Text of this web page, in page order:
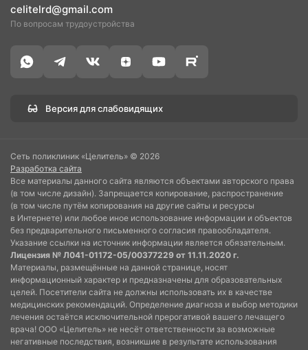
celitelrd@gmail.com
По вопросам трудоустройства
Версия для слабовидящих
Сеть поликлиник «Целитель» © 2026
Разработка сайта
Все материалы данного сайта являются объектами авторского права
(в том числе дизайн). Запрещается копирование, распространение
(в том числе путём копирования на другие сайты и ресурсы
в Интернете) или любое иное использование информации и объектов
без предварительного письменного согласия правообладателя.
Указание ссылки на источник информации является обязательным.
Лицензия № Л041-01172-05/00377229 от 11.11.2020 г.
Материалы, размещённые на данной странице, носят
информационный характер и предназначены для образовательных
целей. Посетители сайта не должны использовать их в качестве
медицинских рекомендаций. Определение диагноза и выбор методики
лечения остаётся исключительной прерогативой вашего лечащего
врача! ООО «Целитель» не несёт ответственности за возможные
негативные последствия, возникшие в результате использования